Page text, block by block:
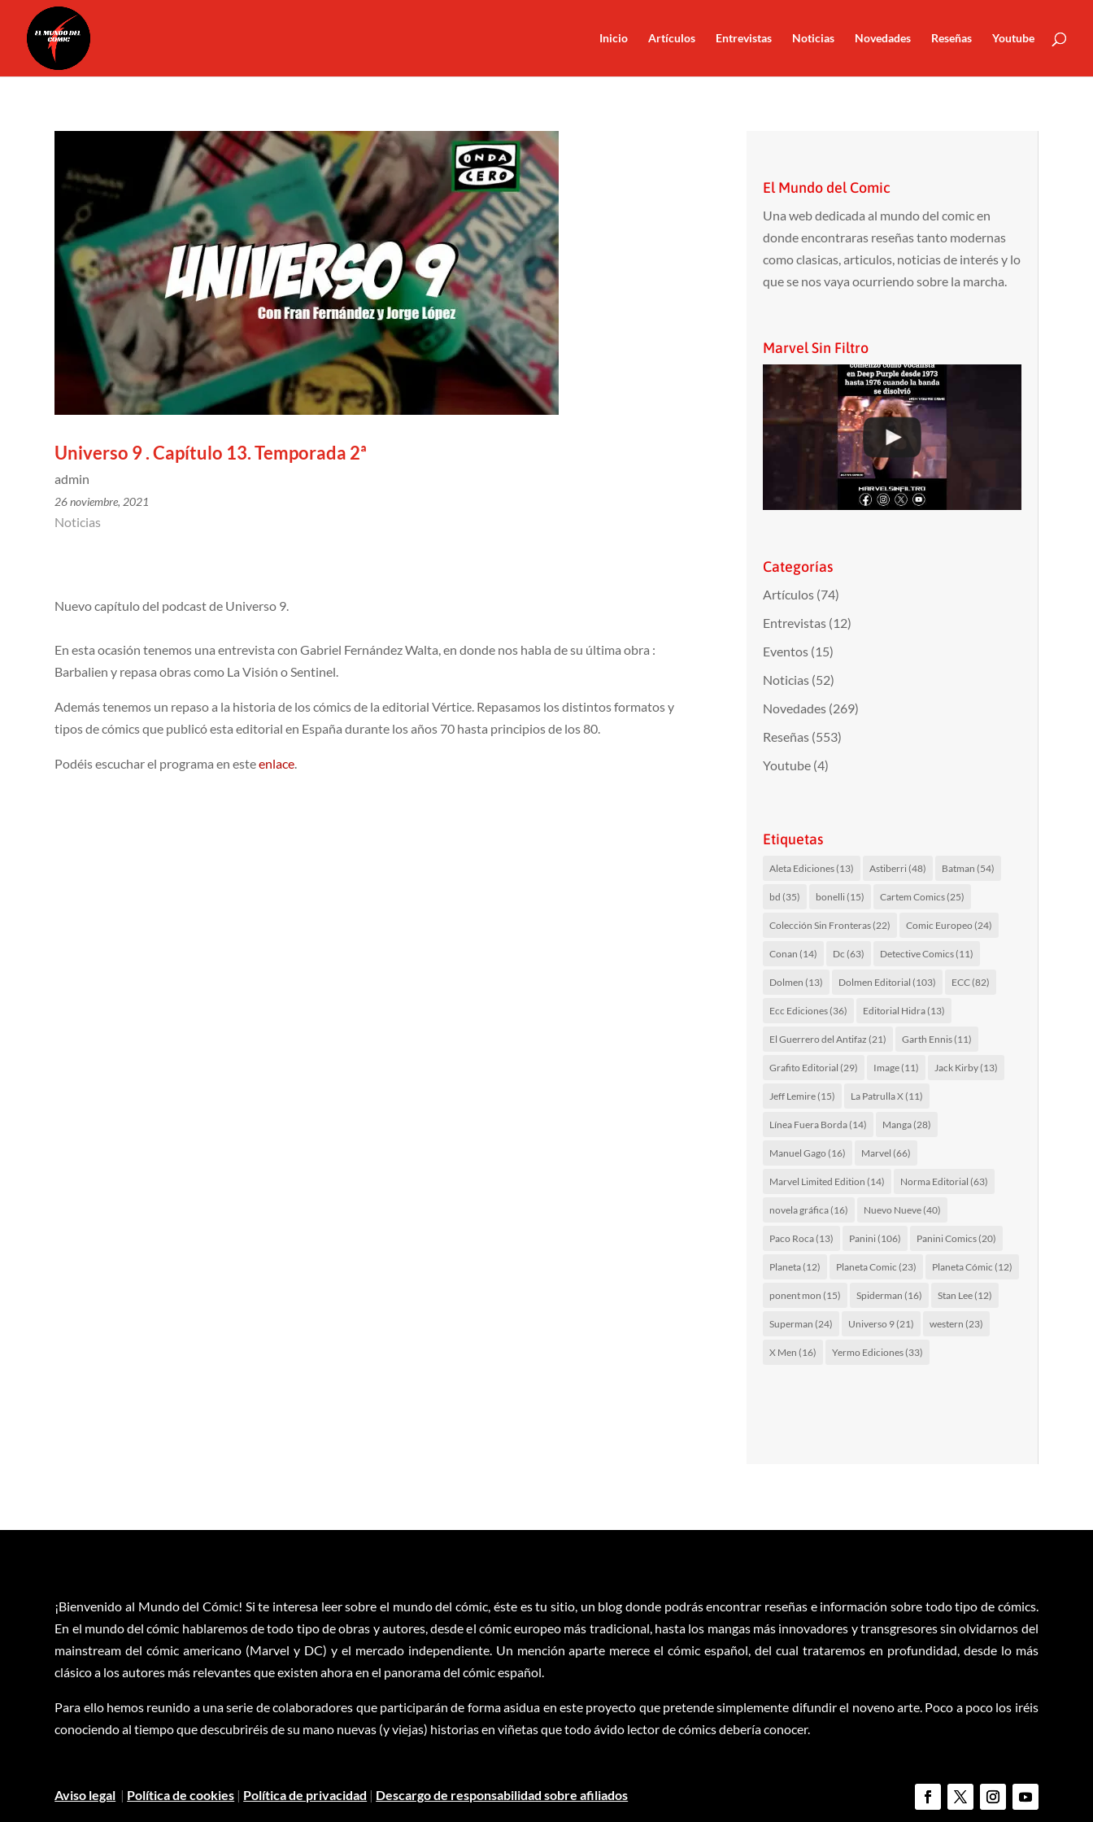
Inicio Artículos Entrevistas Noticias Novedades Reseñas Youtube
Universo 9 . Capítulo 13. Temporada 2ª
admin
26 noviembre, 2021
Noticias
Nuevo capítulo del podcast de Universo 9.
En esta ocasión tenemos una entrevista con Gabriel Fernández Walta, en donde nos habla de su última obra :
Barbalien y repasa obras como La Visión o Sentinel.
Además tenemos un repaso a la historia de los cómics de la editorial Vértice. Repasamos los distintos formatos y
tipos de cómics que publicó esta editorial en España durante los años 70 hasta principios de los 80.
Podéis escuchar el programa en esteenlace.
El Mundo del Comic
Una web dedicada al mundo del comic en
donde encontraras reseñas tanto modernas
como clasicas, articulos, noticias de interés y lo
que se nos vaya ocurriendo sobre la marcha.
Marvel Sin Filtro
Categorías
Artículos(74)
Entrevistas(12)
Eventos(15)
Noticias(52)
Novedades(269)
Reseñas(553)
Youtube(4)
Etiquetas
Aleta Ediciones(13) Astiberri(48) Batman (54)
bd (35) bonelli(15) Cartem Comics(25)
Colección Sin Fronteras(22) Comic Europeo (24)
Conan (14) Dc (63) Detective Comics(11)
Dolmen (13) Dolmen Editorial (103) ECC(82)
Ecc Ediciones(36) Editorial Hidra(13)
El Guerrero del Antifaz (21) Garth Ennis(11)
Grafito Editorial (29) Image(11) Jack Kirby(13)
Jeff Lemire(15) La Patrulla X(11)
Línea Fuera Borda(14) Manga(28)
Manuel Gago (16) Marvel (66)
Marvel Limited Edition (14) Norma Editorial (63)
novela gráfica(16) Nuevo Nueve(40)
Paco Roca(13) Panini(106) Panini Comics(20)
Planeta(12) Planeta Comic (23) Planeta Cómic (12)
ponent mon (15) Spiderman (16) Stan Lee(12)
Superman (24) Universo 9(21) western (23)
X Men (16) Yermo Ediciones(33)
¡Bienvenido al Mundo del Cómic! Si te interesa leer sobre el mundo del cómic, éste es tu sitio, un blog donde podrás encontrar reseñas e información sobre todo tipo de cómics.
En el mundo del cómic hablaremos de todo tipo de obras y autores, desde el cómic europeo más tradicional, hasta los mangas más innovadores y transgresores sin olvidarnos del
mainstream del cómic americano (Marvel y DC) y el mercado independiente. Un mención aparte merece el cómic español, del cual trataremos en profundidad, desde lo más
clásico a los autores más relevantes que existen ahora en el panorama del cómic español.
Para ello hemos reunido a una serie de colaboradores que participarán de forma asidua en este proyecto que pretende simplemente difundir el noveno arte. Poco a poco los iréis
conociendo al tiempo que descubriréis de su mano nuevas (y viejas) historias en viñetas que todo ávido lector de cómics debería conocer.
Aviso legal | Política de cookies | Política de privacidad | Descargo de responsabilidad sobre afiliados